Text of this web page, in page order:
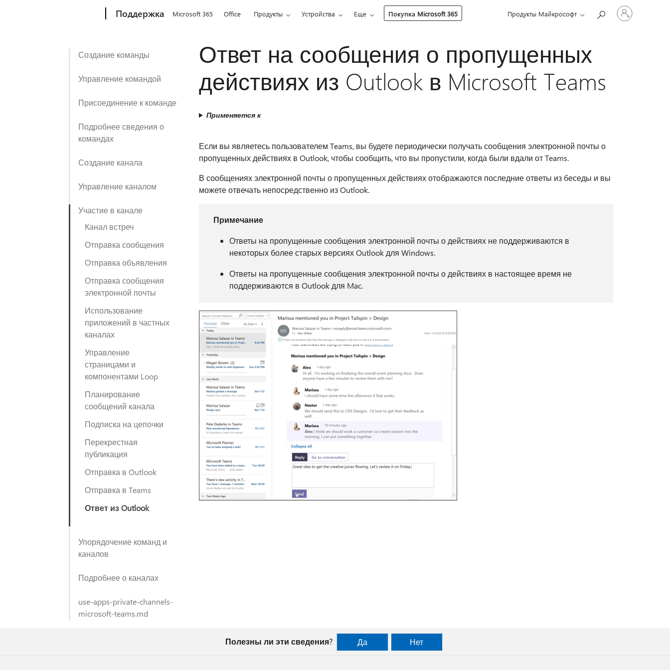
Поддержка Microsoft 365 Office Продукты Устройства Еще Покупка Microsoft 365 Продукты Майкрософт
Войдите
учетную
Создание команды
Управление командой
Присоединение к команде
Подробнее сведения о
командах
Создание канала
Управление каналом
Участие в канале
Канал встреч
Отправка сообщения
Отправка объявления
Отправка сообщения
электронной почты
Использование
приложений в частных
каналах
Управление
страницами и
компонентами Loop
Планирование
сообщений канала
Подписка на цепочки
Перекрестная
публикация
Отправка в Outlook
Отправка в Teams
Ответ из Outlook
Упорядочение команд и
каналов
Подробнее о каналах
use-apps-private-channels-
microsoft-teams.md
Ответ на сообщения о пропущенных
действиях из Outlook в Microsoft Teams
Применяется к
Если вы являетесь пользователем Teams, вы будете периодически получать сообщения электронной почты о
пропущенных действиях в Outlook, чтобы сообщить, что вы пропустили, когда были вдали от Teams.
В сообщениях электронной почты о пропущенных действиях отображаются последние ответы из беседы и вы
можете отвечать непосредственно из Outlook.
Примечание
Ответы на пропущенные сообщения электронной почты о действиях не поддерживаются в
некоторых более старых версиях Outlook для Windows.
Ответы на пропущенные сообщения электронной почты о действиях в настоящее время не
поддерживаются в Outlook для Mac.
Полезны ли эти сведения? Да Нет